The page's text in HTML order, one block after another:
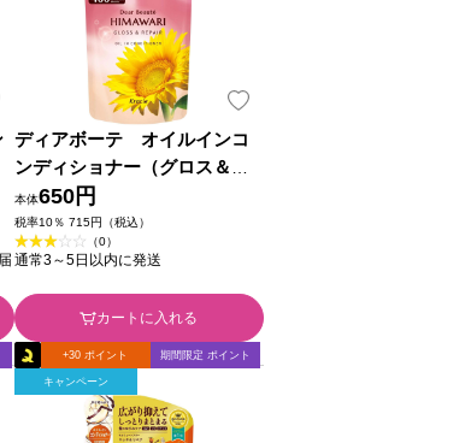
ディアボーテ オイルインコ
ンディショナー（グロス＆リ
ペア） 詰替用 ４００ｇ クラ
シエホームプロダクツ
本体650円
税率10％ 715円（税込）
（0）
通常3～5日以内に発送
カートに入れる
+30 ポイント 期間限定 ポイント
キャンペーン